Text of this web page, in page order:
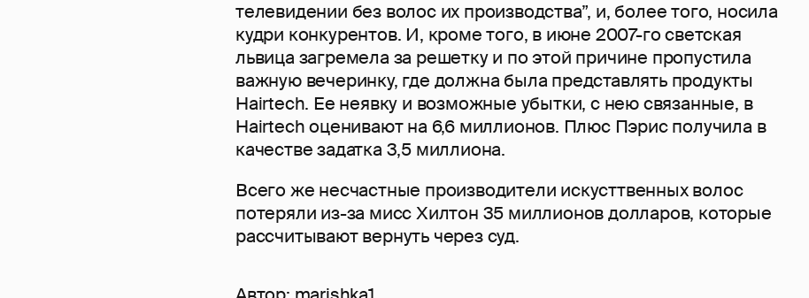
телевидении без волос их производства”, и, более того, носила
кудри конкурентов. И, кроме того, в июне 2007-го светская
львица загремела за решетку и по этой причине пропустила
важную вечеринку, где должна была представлять продукты
Hairtech. Ее неявку и возможные убытки, с нею связанные, в
Hairtech оценивают на 6,6 миллионов. Плюс Пэрис получила в
качестве задатка 3,5 миллиона.
Всего же несчастные производители искусттвенных волос
потеряли из-за мисс Хилтон 35 миллионов долларов, которые
рассчитывают вернуть через суд.